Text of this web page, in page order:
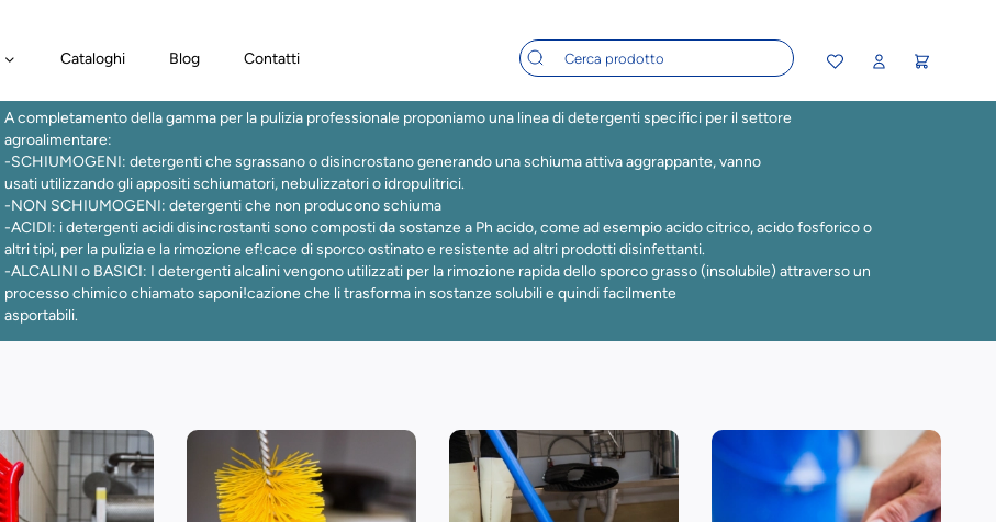
Cataloghi Blog Contatti
A completamento della gamma per la pulizia professionale proponiamo una linea di detergenti specifici per il settore
agroalimentare:
-SCHIUMOGENI: detergenti che sgrassano o disincrostano generando una schiuma attiva aggrappante, vanno
usati utilizzando gli appositi schiumatori, nebulizzatori o idropulitrici.
-NON SCHIUMOGENI: detergenti che non producono schiuma
-ACIDI: i detergenti acidi disincrostanti sono composti da sostanze a Ph acido, come ad esempio acido citrico, acido fosforico o
altri tipi, per la pulizia e la rimozione ef!cace di sporco ostinato e resistente ad altri prodotti disinfettanti.
-ALCALINI o BASICI: I detergenti alcalini vengono utilizzati per la rimozione rapida dello sporco grasso (insolubile) attraverso un
processo chimico chiamato saponi!cazione che li trasforma in sostanze solubili e quindi facilmente
asportabili.